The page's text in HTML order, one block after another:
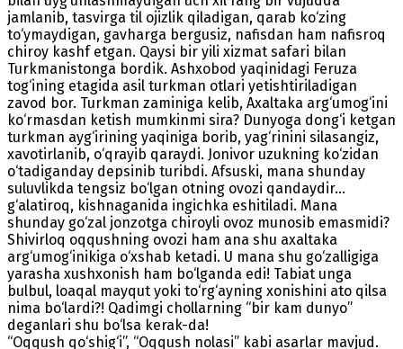
jamlanib, tasvirga til ojizlik qiladigan, qarab ko‘zing
to‘ymaydigan, gavharga bergusiz, nafisdan ham nafisroq
chiroy kashf etgan. Qaysi bir yili xizmat safari bilan
Turkmanistonga bordik. Ashxobod yaqinidagi Feruza
tog‘ining etagida asil turkman otlari yetishtiriladigan
zavod bor. Turkman zaminiga kelib, Axaltaka arg‘umog‘ini
ko‘rmasdan ketish mumkinmi sira? Dunyoga dong‘i ketgan
turkman ayg‘irining yaqiniga borib, yag‘rinini silasangiz,
xavotirlanib, o‘qrayib qaraydi. Jonivor uzukning ko‘zidan
o‘tadiganday depsinib turibdi. Afsuski, mana shunday
suluvlikda tengsiz bo‘lgan otning ovozi qandaydir...
g‘alatiroq, kishnaganida ingichka eshitiladi. Mana
shunday go‘zal jonzotga chiroyli ovoz munosib emasmidi?
Shivirloq oqqushning ovozi ham ana shu axaltaka
arg‘umog‘inikiga o‘xshab ketadi. U mana shu go‘zalligiga
yarasha xushxonish ham bo‘lganda edi! Tabiat unga
bulbul, loaqal mayqut yoki to‘rg‘ayning xonishini ato qilsa
nima bo‘lardi?! Qadimgi chollarning “bir kam dunyo”
deganlari shu bo‘lsa kerak-da!
“Oqqush qo‘shig‘i”, “Oqqush nolasi” kabi asarlar mavjud.